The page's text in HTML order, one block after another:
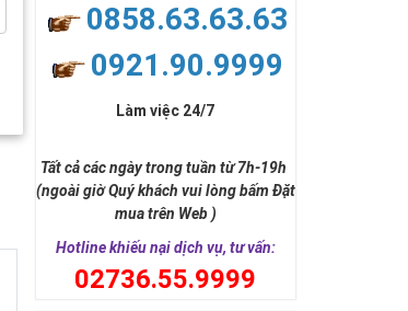
0858.63.63.63
0921.90.9999
Làm việc 24/7
Tất cả các ngày trong tuần từ 7h-19h
(ngoài giờ Quý khách vui lòng bấm Đặt
mua trên Web )
Hotline khiếu nại dịch vụ, tư vấn:
02736.55.9999